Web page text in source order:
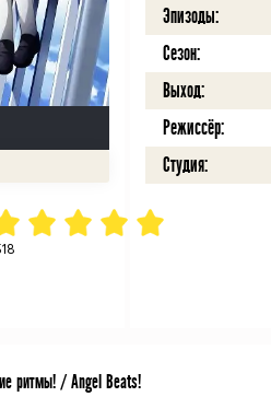
Эпизоды:
Сезон:
Выход:
Режиссёр:
Студия:
ритмы! / Angel Beats!